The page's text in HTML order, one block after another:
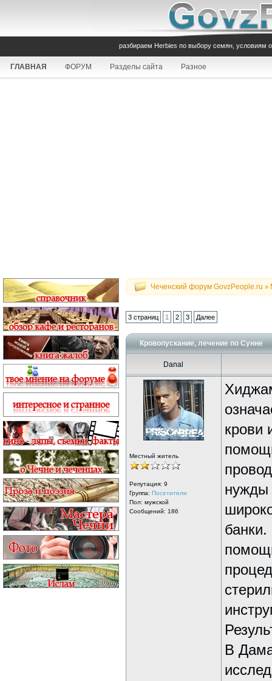
разбираем Herbies по выбору семян, условиям
ГЛАВНАЯ ФОРУМ Разделы сайта Разное
Чеченский форум GovzPeople.ru »
3 страниц 1 2 3 Далее
Кровопускание, лечение по Сунне
Danal
Местный житель
Репутация: 9
Группа: Посетители
Пол: мужской
Сообщений: 186
крови
нужды
В